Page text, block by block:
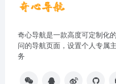
奇心导航是一款高度可定制化
问的导航页面，设置个人专属
务